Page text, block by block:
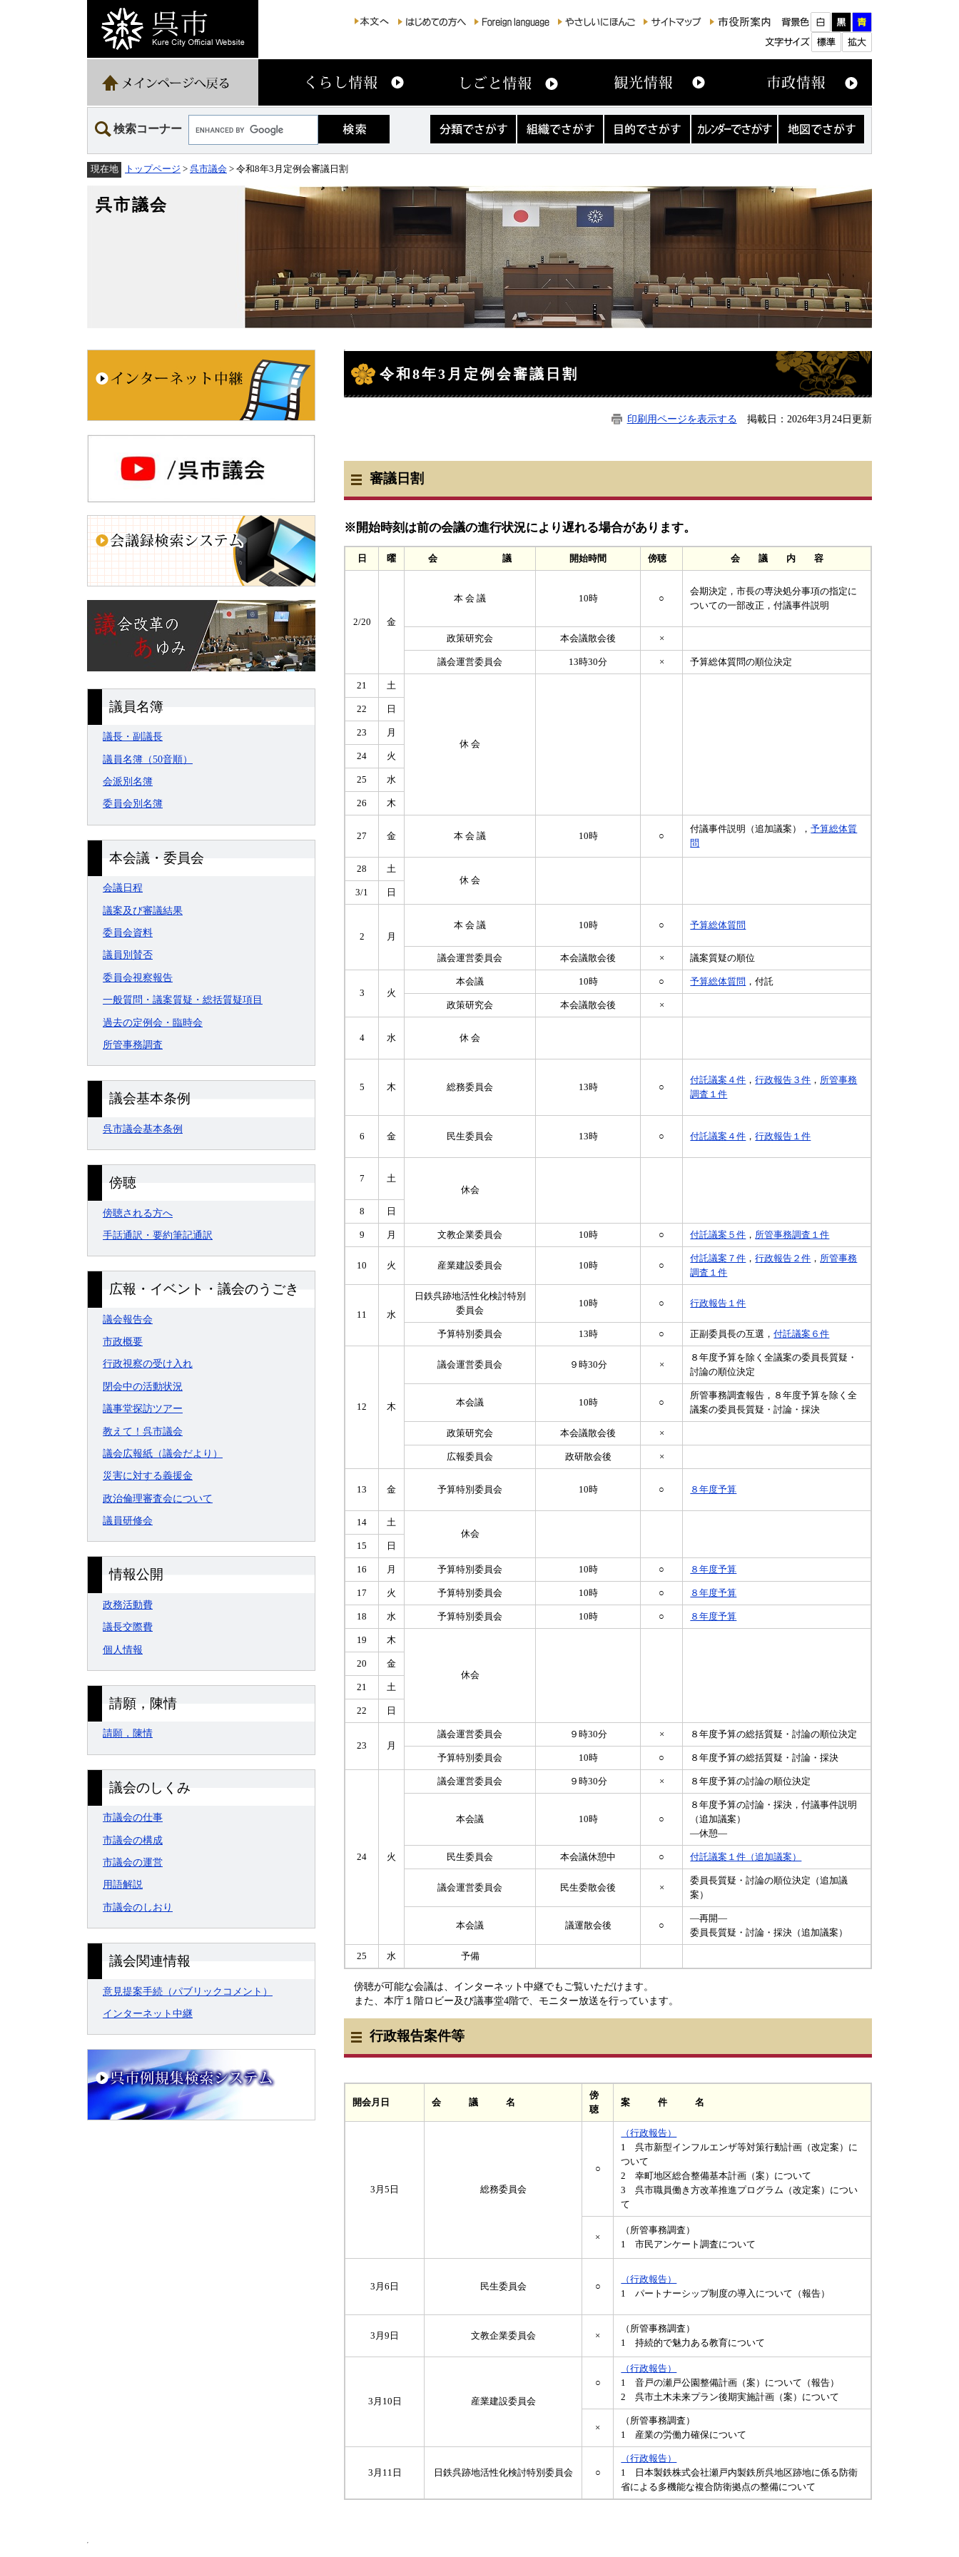
検索コーナー
カ
ス
ム
す
織
す
す
レ
で
図
す
現在地 トップページ > 呉市議会 > 令和8年3月定例会審議日割
呉市議会
議員名簿
議長・副議長
議員名簿（50音順）
会派別名簿
委員会別名簿
本会議・委員会
会議日程
議案及び審議結果
委員会資料
議員別賛否
委員会視察報告
一般質問・議案質疑・総括質疑項目
過去の定例会・臨時会
所管事務調査
議会基本条例
呉市議会基本条例
傍聴
傍聴される方へ
手話通訳・要約筆記通訳
広報・イベント・議会のうごき
議会報告会
市政概要
行政視察の受け入れ
閉会中の活動状況
議事堂探訪ツアー
教えて！呉市議会
議会広報紙（議会だより）
災害に対する義援金
政治倫理審査会について
議員研修会
情報公開
政務活動費
議長交際費
個人情報
請願，陳情
請願，陳情
議会のしくみ
市議会の仕事
市議会の構成
市議会の運営
用語解説
市議会のしおり
議会関連情報
意見提案手続（パブリックコメント）
インターネット中継
文
令和8年3月定例会審議日割
印刷用ページを表示する 掲載日：2026年3月24日更新
審議日割
日 曜 会 議 開始時間 傍聴 会 議 内 容
※開始時刻は前の会議の進行状況により遅れる場合があります。
2/20 金
本 会 議 10時 ○
会期決定，市長の専決処分事項の指定に
ついての一部改正，付議事件説明
政策研究会 本会議散会後 ×
議会運営委員会 13時30分 × 予算総体質問の順位決定
21 土
休 会
22 日
23 月
24 火
25 水
26 木
27 金 本 会 議 10時 ○
付議事件説明（追加議案），予算総体質
問
28
土
休 会
3/1
日
2 月
本 会 議 10時 ○ 予算総体質問
議会運営委員会 本会議散会後 × 議案質疑の順位​​​
3 火
本会議 10時 ○ 予算総体質問 ，​付託
政策研究会 本会議散会後 ×
4 水 休 会
5 木 総務委員会 13時 ○
付託議案４件 ，行政報告３件 ， 所管事務
調査１件
6 金 民生委員会 13時 ○ 付託議案４件 ，行政報告１件
7
土
休会
8
日
9 月 文教企業委員会 10時 ○ 付託議案５件 ， 所管事務調査１件
10 火 産業建設委員会 10時 ○
付託議案７件 ，行政報告２件 ， 所管事務
調査１件
11 水
日鉄呉跡地活性化検討特別
委員会
10時 ○ 行政報告１件​
予算特別委員会 13時 ○ 正副委員長の互選，付託議案６件
12 木
議会運営委員会 ９時30分 ×
８年度予算を除く全議案の委員長質疑・
討論の順位決定
本会議 10時 ○
所管事務調査報告，８年度予算を除く全
議案の委員長質疑・討論・採決
政策研究会 本会議散会後 ×
広報委員会 政研散会後 ×
13 金 予算特別委員会 10時 ○ ８年度予算
14
土
休会
15
日
16 月 予算特別委員会 10時 ○ ８年度予算
17 火 予算特別委員会 10時 ○ ８年度予算
18 水 予算特別委員会 10時 ○ ８年度予算
19 木
休会
20 金
21 土
22 日
23 月
議会運営委員会 ９時30分 × ８年度予算の総括質疑・討論の順位決定
予算特別委員会 10時 ○ ８年度予算の総括質疑・討論・採決
24 火
議会運営委員会 ９時30分 × ８年度予算の討論の順位決定
本会議 10時 ○
８年度予算の討論・採決，付議事件説明
（追加議案）
―休憩―
民生委員会 本会議休憩中 ○ 付託議案１件（追加議案）
議会運営委員会 民生委散会後 ×
委員長質疑・討論の順位決定（追加議
案）
本会議 議運散会後 ○
―再開―
委員長質疑・討論・採決（追加議案）
25 水 予備
傍聴が可能な会議は、インターネット中継でもご覧いただけます。
また、本庁１階ロビー及び議事堂4階で、モニター放送を行っています。
行政報告案件等
開会月日 会 議 名
傍
聴
案 件 名
3月5日 総務委員会
○
（行政報告）
1 呉市新型インフルエンザ等対策行動計画（改定案）に
ついて
2 幸町地区総合整備基本計画（案）について
3 呉市職員働き方改革推進プログラム（改定案）につい
て​
×
（所管事務調査）
1 市民アンケート調査について
3月6日 民生委員会 ○
（行政報告）
1 パートナーシップ制度の導入について（報告）
3月9日 文教企業委員会 ×
（所管事務調査）
1 持続的で魅力ある教育について
3月10日 産業建設委員会
○
（行政報告）
1 音戸の瀬戸公園整備計画（案）について（報告）​
2 呉市土木未来プラン後期実施計画（案）について
×
（所管事務調査）
1 産業の労働力確保について
3月11日 日鉄呉跡地活性化検討特別委員会 ○
（行政報告）
1 日本製鉄株式会社瀬戸内製鉄所呉地区跡地に係る防衛
省による多機能な複合防衛拠点の整備について